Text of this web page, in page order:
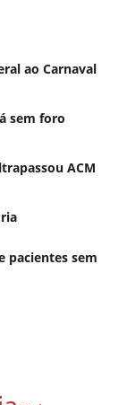
ao Carnaval
sem foro
ACM
pacientes sem